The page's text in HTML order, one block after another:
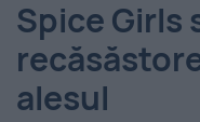
Evenimentul
Zilei
Spice Girls
alesul